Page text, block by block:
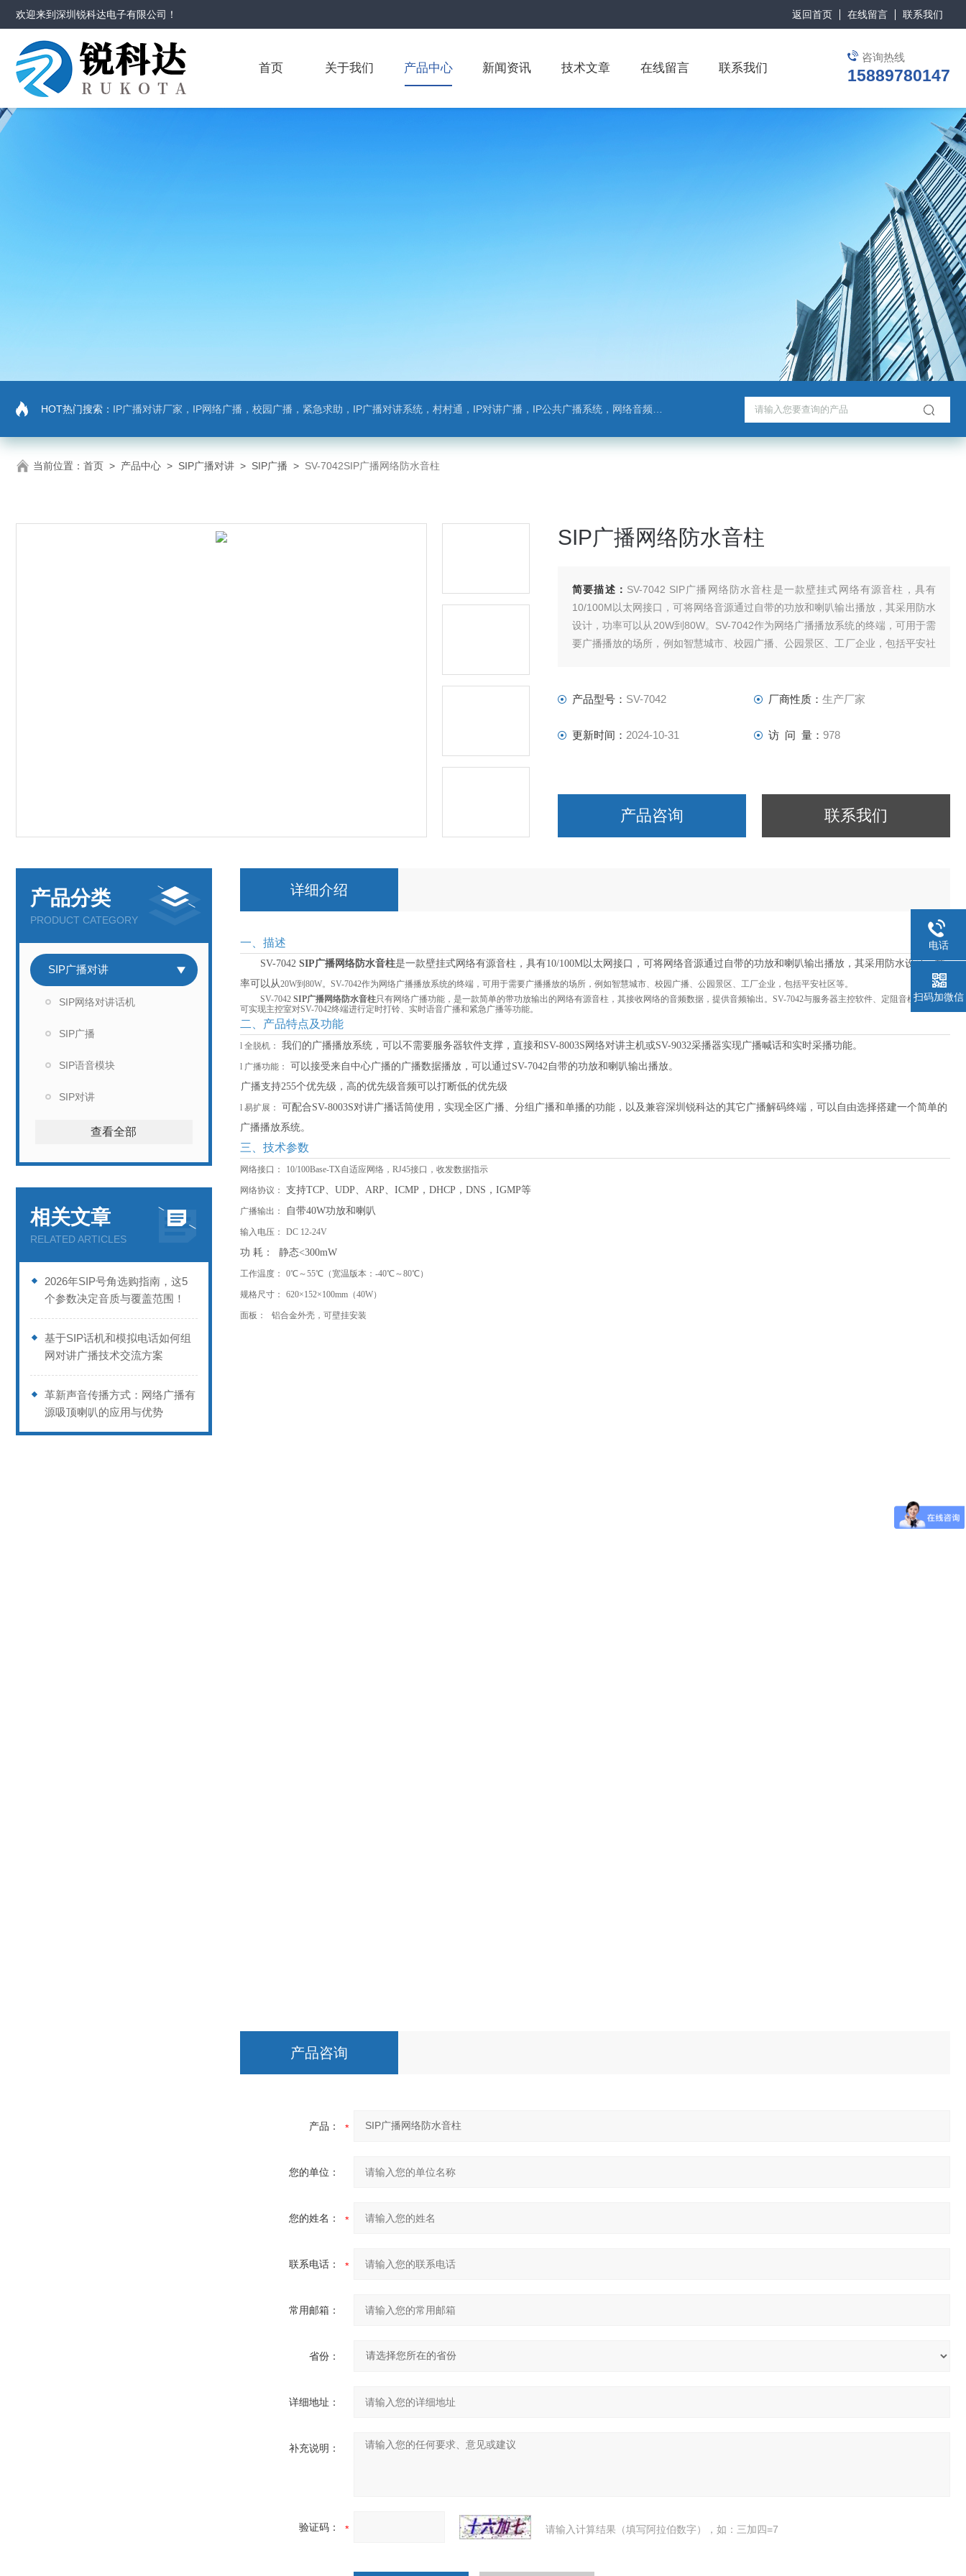
欢迎来到深圳锐科达电子有限公司 ！ 返回首页 在线留言 联系我们
咨询热线
15889780147
首页 关于我们 产品中心 新闻资讯 技术文章 在线留言 联系我们
HOT热门搜索： IP广播对讲厂家，IP网络广播，校园广播，紧急求助，IP广播对讲系统，村村通，IP对讲广播，IP公共广播系统，网络音频模块，银行对讲，背景音乐，网络录播，班班通
当前位置： 首页 > 产品中心 > SIP广播对讲 > SIP广播 > SV-7042SIP广播网络防水音柱
SIP广播网络防水音柱
简要描述： SV-7042 SIP广播网络防水音柱是一款壁挂式网络有源音柱，具有
10/100M以太网接口，可将网络音源通过自带的功放和喇叭输出播放，其采用防水
设计，功率可以从20W到80W。SV-7042作为网络广播播放系统的终端，可用于需
要广播播放的场所，例如智慧城市、校园广播、公园景区、工厂企业，包括平安社
产品型号： SV-7042 厂商性质： 生产厂家
更新时间： 2024-10-31 访 问 量： 978
产品咨询 联系我们
产品分类
PRODUCT CATEGORY
SIP广播对讲
SIP网络对讲话机
SIP广播
SIP语音模块
SIP对讲
查看全部
相关文章
RELATED ARTICLES
2026年SIP号角选购指南，这5
个参数决定音质与覆盖范围！
基于SIP话机和模拟电话如何组
网对讲广播技术交流方案
革新声音传播方式：网络广播有
源吸顶喇叭的应用与优势
详细介绍
一、描述
SV-7042 SIP广播网络防水音柱是一款壁挂式网络有源音柱，具有10/100M以太网接口，可将网络音源通过自带的功放和喇叭输出播放，其采用防水设计，功
率可以从20W到 80W。SV-7042作为网络广播播放系统的终端，可用于需要广播播放的场所，例如智慧城市、校园广播、公园景区、工厂企业，包括平安社区等。
SV-7042 SIP广播网络防水音柱只有网络广播功能，是一款简单的带功放输出的网络有源音柱，其接收网络的音频数据，提供音频输出。SV-7042与服务器主控软件、定阻音柱配套使用
可实现主控室对SV-7042终端进行定时打铃、实时语音广播和紧急广播等功能。
二、产品特点及功能
l 全脱机： 我们的广播播放系统，可以不需要服务器软件支撑，直接和 SV-8003S网络对讲主机或SV-9032采播器实现广播喊话和实时采播功能。
l 广播功能： 可以接受来自中心广播的广播数据播放，可以通过SV-7042自带的功放和喇叭输出播放。
广播支持255个优先级，高的优先级音频可以打断低的优先级
l 易扩展： 可配合SV-8003S对讲广播话筒使用，实现全区广播、分组广播和单播的功能，以及兼容深圳锐科达的其它广播解码终端，可以自由选择搭建一个简单的
广播播放系统。
三、技术参数
网络接口： 10/100Base-TX自适应网络，RJ45接口，收发数据指示
网络协议： 支持TCP、UDP、ARP、ICMP，DHCP，DNS，IGMP等
广播输出： 自带40W功放和喇叭
输入电压： DC 12-24V
功 耗： 静态<300mW
工作温度： 0℃～55℃（宽温版本：-40℃～80℃）
规格尺寸： 620×152×100mm（40W）
面板： 铝合金外壳，可壁挂安装
产品咨询
产品：
您的单位：
您的姓名：
联系电话：
常用邮箱：
省份：
详细地址：
补充说明：
验证码： 请输入计算结果（填写阿拉伯数字），如：三加四=7
电话
扫码加微信